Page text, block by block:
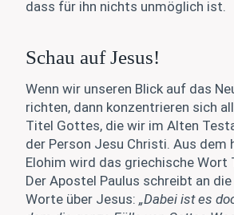
dass für ihn nichts unmöglich ist.
Schau auf Jesus!
Wenn wir unseren Blick auf das
richten, dann konzentrieren sich
Titel Gottes, die wir im Alten
der Person Jesu Christi. Aus dem
Elohim wird das griechische Wort
Der Apostel Paulus schreibt an
Worte über Jesus: „Dabei ist es